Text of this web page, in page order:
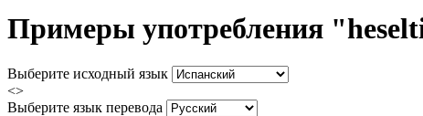
Примеры употребления
Выберите исходный язык
<>
Выберите язык перевода